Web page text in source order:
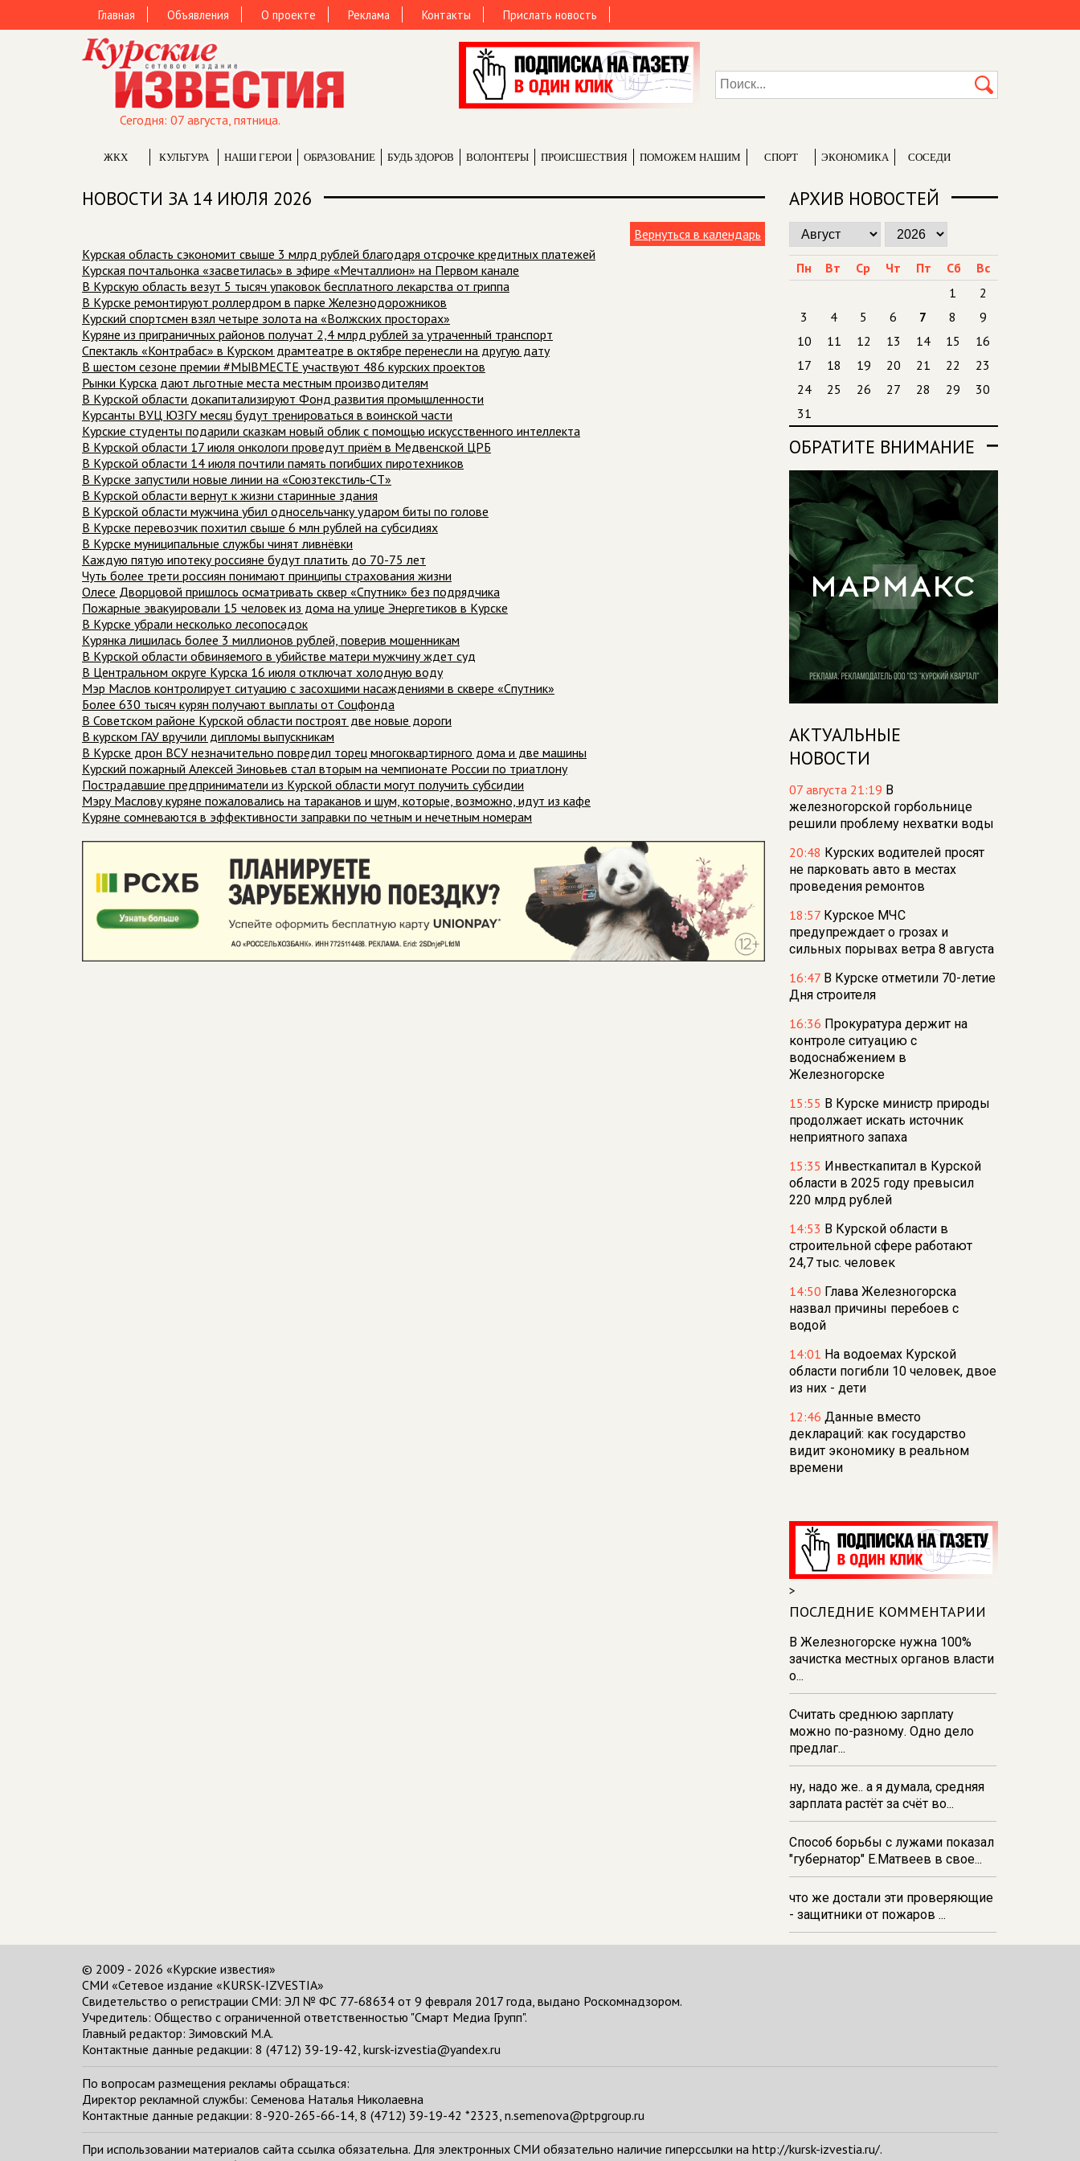
Главная Объявления О проекте Реклама Контакты Прислать новость
Сегодня: 07 августа, пятница.
ЖКХ КУЛЬТУРА НАШИ ГЕРОИ ОБРАЗОВАНИЕ БУДЬ ЗДОРОВ ВОЛОНТЕРЫ ПРОИCШЕСТВИЯ ПОМОЖЕМ НАШИМ СПОРТ ЭКОНОМИКА СОСЕДИ
НОВОСТИ ЗА 14 ИЮЛЯ 2026
Вернуться в календарь
Курская область сэкономит свыше 3 млрд рублей благодаря отсрочке кредитных платежей
Курская почтальонка «засветилась» в эфире «Мечталлион» на Первом канале
В Курскую область везут 5 тысяч упаковок бесплатного лекарства от гриппа
В Курске ремонтируют роллердром в парке Железнодорожников
Курский спортсмен взял четыре золота на «Волжских просторах»
️Куряне из приграничных районов получат 2,4 млрд рублей за утраченный транспорт
Спектакль «Контрабас» в Курском драмтеатре в октябре перенесли на другую дату
В шестом сезоне премии #МЫВМЕСТЕ участвуют 486 курских проектов
Рынки Курска дают льготные места местным производителям
В Курской области докапитализируют Фонд развития промышленности
Курсанты ВУЦ ЮЗГУ месяц будут тренироваться в воинской части
Курские студенты подарили сказкам новый облик с помощью искусственного интеллекта
В Курской области 17 июля онкологи проведут приём в Медвенской ЦРБ
В Курской области 14 июля почтили память погибших пиротехников
В Курске запустили новые линии на «Союзтекстиль‑СТ»
В Курской области вернут к жизни старинные здания
В Курской области мужчина убил односельчанку ударом биты по голове
В Курске перевозчик похитил свыше 6 млн рублей на субсидиях
В Курске муниципальные службы чинят ливнёвки
Каждую пятую ипотеку россияне будут платить до 70-75 лет
Чуть более трети россиян понимают принципы страхования жизни
Олесе Дворцовой пришлось осматривать сквер «Спутник» без подрядчика
Пожарные эвакуировали 15 человек из дома на улице Энергетиков в Курске
В Курске убрали несколько лесопосадок
Курянка лишилась более 3 миллионов рублей, поверив мошенникам
В Курской области обвиняемого в убийстве матери мужчину ждет суд
В Центральном округе Курска 16 июля отключат холодную воду
Мэр Маслов контролирует ситуацию с засохшими насаждениями в сквере «Спутник»
Более 630 тысяч курян получают выплаты от Соцфонда
В Советском районе Курской области построят две новые дороги
В курском ГАУ вручили дипломы выпускникам
В Курске дрон ВСУ незначительно повредил торец многоквартирного дома и две машины
Курский пожарный Алексей Зиновьев стал вторым на чемпионате России по триатлону
Пострадавшие предприниматели из Курской области могут получить субсидии
Мэру Маслову куряне пожаловались на тараканов и шум, которые, возможно, идут из кафе
Куряне сомневаются в эффективности заправки по четным и нечетным номерам
АРХИВ НОВОСТЕЙ
Пн Вт Ср Чт Пт Сб
Вс
1
2
3
4 5 6 7 8
9
10
11 12 13 14 15
16
17
18 19 20 21 22
23
24
25 26 27 28 29
30
31
ОБРАТИТЕ ВНИМАНИЕ
АКТУАЛЬНЫЕ
НОВОСТИ
07 августа 21:19 В
железногорской горбольнице
решили проблему нехватки воды
20:48 Курских водителей просят
не парковать авто в местах
проведения ремонтов
18:57 Курское МЧС
предупреждает о грозах и
сильных порывах ветра 8 августа
16:47 В Курске отметили 70-летие
Дня строителя
16:36 Прокуратура держит на
контроле ситуацию с
водоснабжением в
Железногорске
15:55 В Курске министр природы
продолжает искать источник
неприятного запаха
15:35 Инвесткапитал в Курской
области в 2025 году превысил
220 млрд рублей
14:53 В Курской области в
строительной сфере работают
24,7 тыс. человек
14:50 Глава Железногорска
назвал причины перебоев с
водой
14:01 На водоемах Курской
области погибли 10 человек, двое
из них - дети
12:46 Данные вместо
деклараций: как государство
видит экономику в реальном
времени
Карла Маркса
12:17
В Курске прокуратура
добивается возмещения для
девочки - подростка ущерба за
побои
11:58В Курской области
обрушившаяся стена повлекла
возбуждение уголовного дела в
отношении ИП
11:52В Курске прокуратура
добивается выплаты более 1 млн
рублей зарплаты 32-м
работникам
>
ПОСЛЕДНИЕ КОММЕНТАРИИ
В Железногорске нужна 100%
зачистка местных органов власти
о...
Считать среднюю зарплату
можно по-разному. Одно дело
предлаг...
ну, надо же.. а я думала, средняя
зарплата растёт за счёт во...
Способ борьбы с лужами показал
"губернатор" Е.Матвеев в свое...
что же достали эти проверяющие
- защитники от пожаров ...
© 2009 - 2026 «Курские известия»
СМИ «Сетевое издание «KURSK-IZVESTIA»
Свидетельство о регистрации СМИ: ЭЛ № ФС 77-68634 от 9 февраля 2017 года, выдано Роскомнадзором.
Учредитель: Общество с ограниченной ответственностью "Смарт Медиа Групп".
Главный редактор: Зимовский М.А.
Контактные данные редакции: 8 (4712) 39-19-42, kursk-izvestia@yandex.ru
По вопросам размещения рекламы обращаться:
Директор рекламной службы: Семенова Наталья Николаевна
Контактные данные редакции: 8-920-265-66-14, 8 (4712) 39-19-42 *2323, n.semenova@ptpgroup.ru
При использовании материалов сайта ссылка обязательна. Для электронных СМИ обязательно наличие гиперссылки на http://kursk-izvestia.ru/.